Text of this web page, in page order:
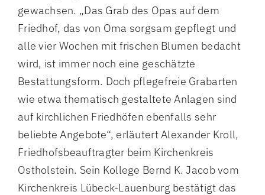
gewachsen. „Das Grab des Opas auf dem
Friedhof, das von Oma sorgsam gepflegt und
alle vier Wochen mit frischen Blumen bedacht
wird, ist immer noch eine geschätzte
Bestattungsform. Doch pflegefreie Grabarten
wie etwa thematisch gestaltete Anlagen sind
auf kirchlichen Friedhöfen ebenfalls sehr
beliebte Angebote“, erläutert Alexander Kroll,
Friedhofsbeauftragter beim Kirchenkreis
Ostholstein. Sein Kollege Bernd K. Jacob vom
Kirchenkreis Lübeck-Lauenburg bestätigt das